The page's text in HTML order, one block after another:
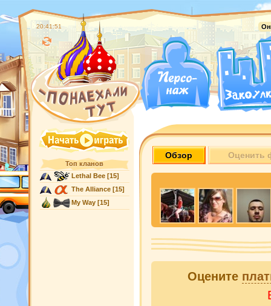
20:41:52
Топ кланов
Lethal Bee[15]
The Alliance[15]
My Way[15]
Обзор Оценить
Оцените